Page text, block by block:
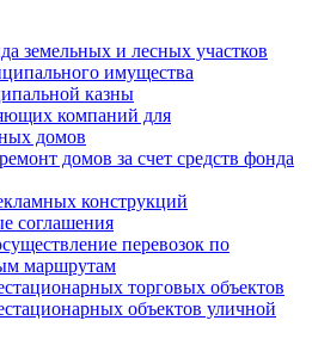
земельных и лесных участков
имущества
казны
компаний для
домов
домов за счет средств фонда
конструкций
соглашения
перевозок по
маршрутам
торговых объектов
объектов уличной